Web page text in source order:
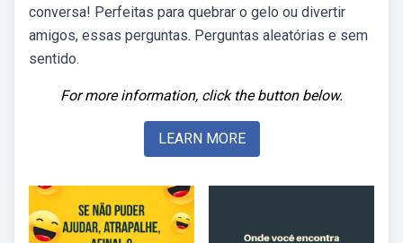
conversa! Perfeitas para quebrar o gelo ou divertir
amigos, essas perguntas. Perguntas aleatórias e sem
sentido.
For more information, click the button below.
LEARN MORE